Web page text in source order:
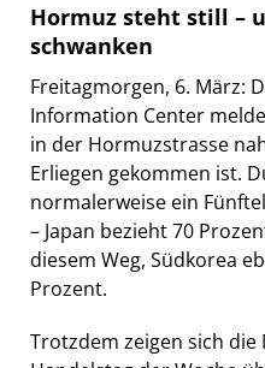
Hormuz steht still –
schwanken
Freitagmorgen, 6. März:
Information Center
in der Hormuzstrasse
Erliegen gekommen ist.
normalerweise ein
– Japan bezieht 70
diesem Weg, Südkorea
Prozent.
Trotzdem zeigen sich